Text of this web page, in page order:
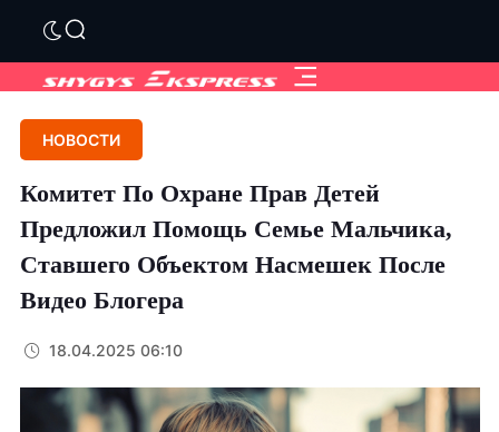
НОВОСТИ
Комитет По Охране Прав Детей
Предложил Помощь Семье Мальчика,
Ставшего Объектом Насмешек После
Видео Блогера
18.04.2025 06:10